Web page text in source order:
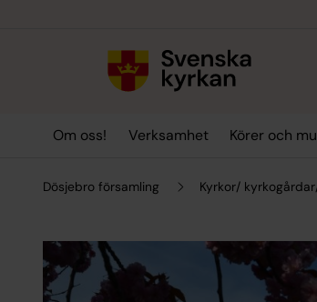
Om oss! Verksamhet Körer och
Dösjebro församling Kyrkor/